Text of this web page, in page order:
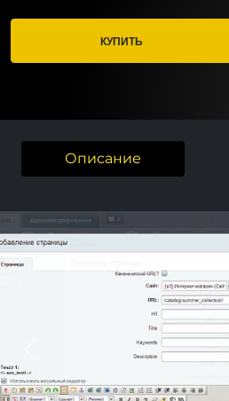
КУПИТЬ
Описание